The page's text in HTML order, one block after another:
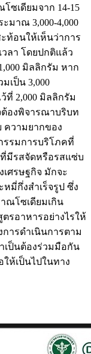
ซเดียมจาก 14-15
มาณ 3,000-4,000
ท้อนให้เห็นว่าการ
วลา โดยปกติแล้ว
มิลลิกรัม หาก
เป็น 3,000
ที่ 2,000 มิลลิกรัม
ต้องพิจารณาบริบท
ความยากของ
รรมการบริโภคที่
มีรสจัดหรือรสแซ่บ
ศรษฐกิจ มักจะ
หมี่กึ่งสำเร็จรูป ซึ่ง
ณโซเดียมเกิน
รอาหารอย่างไรให้
ารดำเนินการตาม
เป็นต้องร่วมมือกัน
ห้เป็นไปในทาง